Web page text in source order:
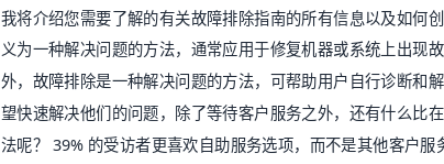
我将介绍您需要了解的有关故障排除指南的所有信息以及如何创
义为一种解决问题的方法，通常应用于修复机器或系统上出现
外，故障排除是一种解决问题的方法，可帮助用户自行诊断和
望快速解决他们的问题，除了等待客户服务之外，还有什么比
法呢？ 39% 的受访者更喜欢自助服务选项，而不是其他客户